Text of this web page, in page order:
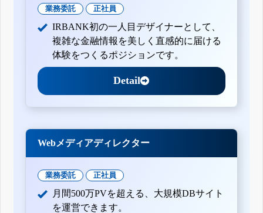
業務委託 正社員
IRBANK初の一人目デザイナーとして、
複雑な金融情報を美しく直感的に届ける
体験をつくるポジションです。
Detail
Webメディアディレクター
業務委託 正社員
月間500万PVを超える、大規模DBサイト
を運営できます。